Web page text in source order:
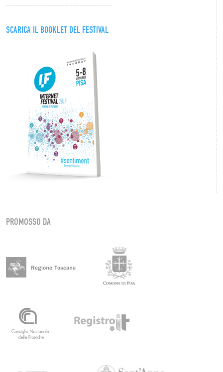
SCARICA IL BOOKLET DEL FESTIVAL
PROMOSSO DA